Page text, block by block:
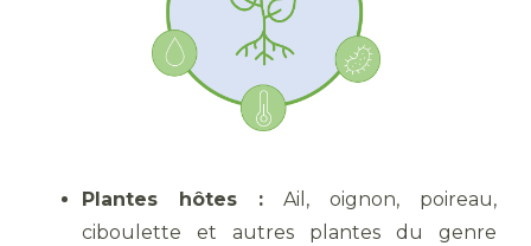
Plantes hôtes : Ail, oignon, poireau,
ciboulette et autres plantes du genre